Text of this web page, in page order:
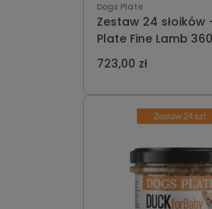
Dogs Plate
Zestaw 24 słoików
Plate Fine Lamb
723,00 zł